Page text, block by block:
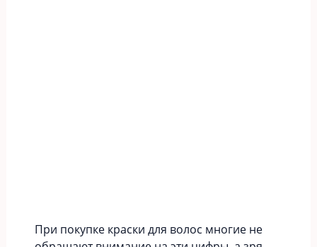
При покупке краски для волос многие не